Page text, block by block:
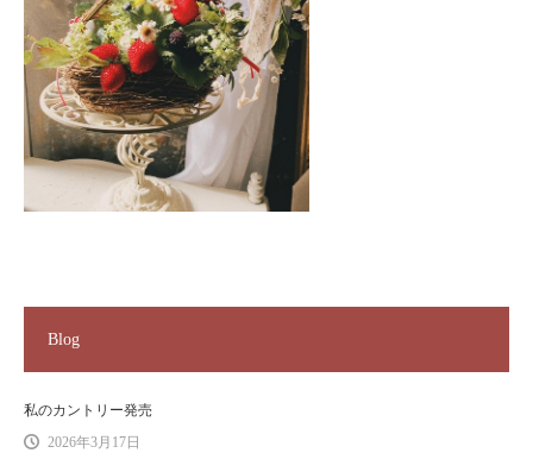
Blog
私のカントリー発売
2026年3月17日